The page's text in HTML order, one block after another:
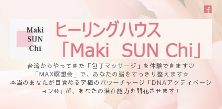
台湾からやってきた「包丁マッサージ」を体験できます♡
「MAX瞑想会」で、あなたの脳をすっきり整えます☆
本当のあなたが目覚める究極のパワーチャージ「DNAアクティベーシ
ョン®」が、あなたの潜在能力を開花させます！